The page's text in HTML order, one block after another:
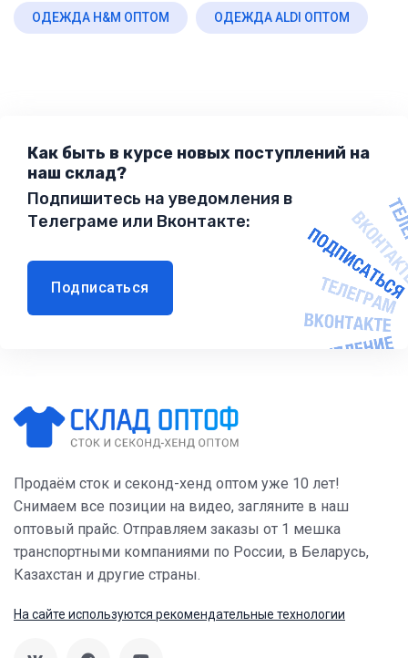
ОДЕЖДА H&M ОПТОМ ОДЕЖДА ALDI ОПТОМ
Как быть в курсе новых поступлений на
наш склад?
Подпишитесь на уведомления в
Телеграме или Вконтакте:
Подписаться
Продаём сток и секонд-хенд оптом уже 10 лет!
Снимаем все позиции на видео, загляните в наш
оптовый прайс. Отправляем заказы от 1 мешка
транспортными компаниями по России, в Беларусь,
Казахстан и другие страны.
На сайте используются рекомендательные технологии